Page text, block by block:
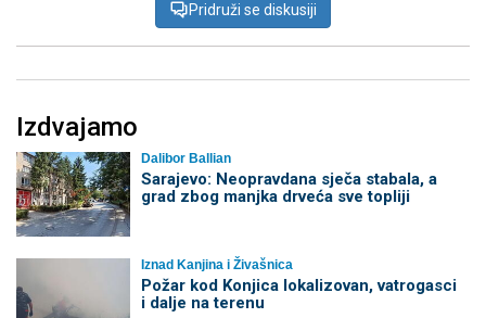
Pridruži se diskusiji
Izdvajamo
Dalibor Ballian
Sarajevo: Neopravdana sječa stabala, a
grad zbog manjka drveća sve topliji
Iznad Kanjina i Živašnica
Požar kod Konjica lokalizovan, vatrogasci
i dalje na terenu